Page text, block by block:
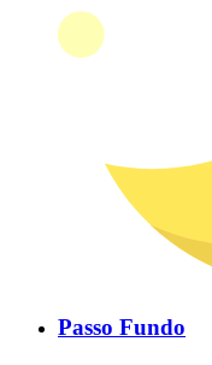
Passo Fundo